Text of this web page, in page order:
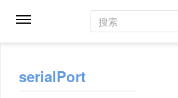
搜索
serialPort